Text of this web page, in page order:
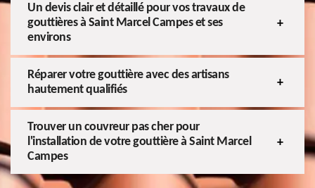
Un devis clair et détaillé pour vos travaux de
gouttières à Saint Marcel Campes et ses
environs
Réparer votre gouttière avec des artisans
hautement qualifiés
Trouver un couvreur pas cher pour
l'installation de votre gouttière à Saint Marcel
Campes